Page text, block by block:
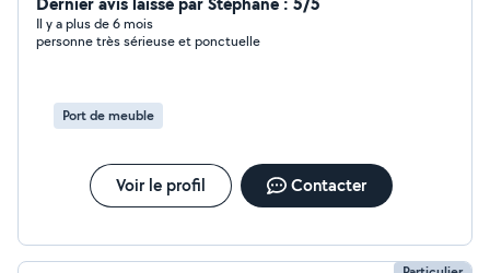
Il y a plus de 6 mois
personne très sérieuse et ponctuelle
Port de meuble
Voir le profil Contacter